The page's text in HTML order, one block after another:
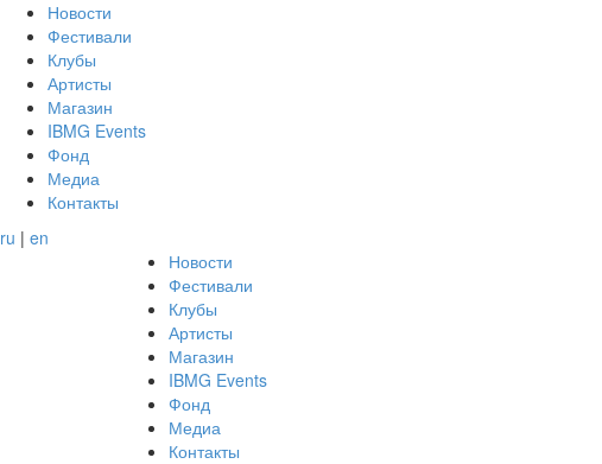
Новости
Фестивали
Клубы
Артисты
Магазин
IBMG Events
Фонд
Медиа
Контакты
ru | en
Новости
Фестивали
Клубы
Артисты
Магазин
IBMG Events
Фонд
Медиа
Контакты